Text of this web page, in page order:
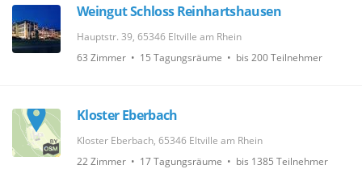
Weingut Schloss Reinhartshausen
Hauptstr. 39, 65346 Eltville am Rhein
63 Zimmer • 15 Tagungsräume • bis 200 Teilnehmer
Kloster Eberbach
Kloster Eberbach, 65346 Eltville am Rhein
22 Zimmer • 17 Tagungsräume • bis 1385 Teilnehmer